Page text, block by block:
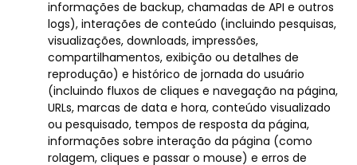
informações de backup, chamadas de API e outros
logs), interações de conteúdo (incluindo pesquisas,
visualizações, downloads, impressões,
compartilhamentos, exibição ou detalhes de
reprodução) e histórico de jornada do usuário
(incluindo fluxos de cliques e navegação na página,
URLs, marcas de data e hora, conteúdo visualizado
ou pesquisado, tempos de resposta da página,
informações sobre interação da página (como
rolagem, cliques e passar o mouse) e erros de